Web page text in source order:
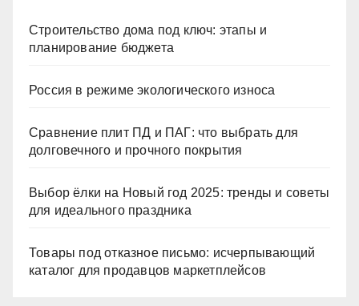
Строительство дома под ключ: этапы и
планирование бюджета
Россия в режиме экологического износа
Сравнение плит ПД и ПАГ: что выбрать для
долговечного и прочного покрытия
Выбор ёлки на Новый год 2025: тренды и советы
для идеального праздника
Товары под отказное письмо: исчерпывающий
каталог для продавцов маркетплейсов